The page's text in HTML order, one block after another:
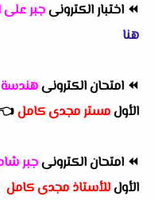
⏪ اختبار الكترونىجبر على
هنا
⏪ امتحان الكترونى
الأولمستر مجدى كامل
⏪ امتحان الكترونىجبر
الأولللأستاذ مجدى كامل